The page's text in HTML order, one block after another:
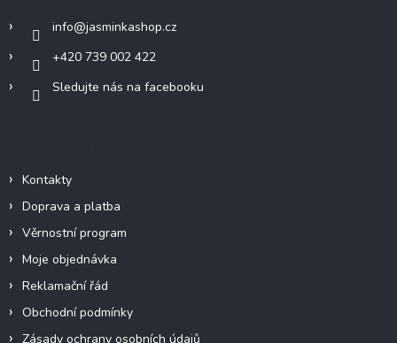
info@jasminkashop.cz
+420 739 002 422
Sledujte nás na facebooku
Kontakty
Doprava a platba
Věrnostní program
Moje objednávka
Reklamační řád
Obchodní podmínky
Zásady ochrany osobních údajů